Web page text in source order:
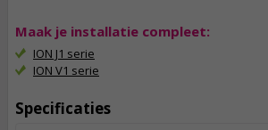
Maak je installatie compleet:
ION J1 serie
ION V1 serie
Specificaties